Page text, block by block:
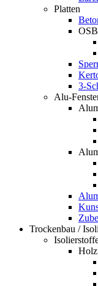
Platten
3-
Alu-
Trockenbau /